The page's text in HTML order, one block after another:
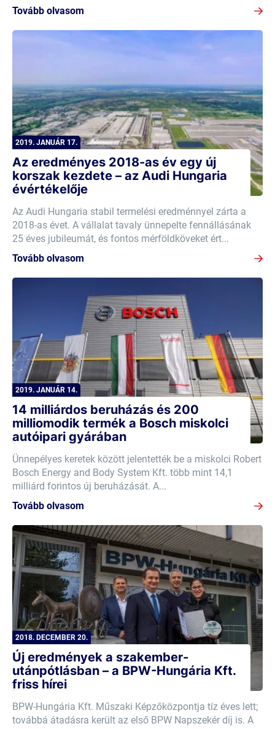
Tovább olvasom
2019. JANUÁR 17.
Az eredményes 2018-as év egy új
korszak kezdete – az Audi Hungaria
évértékelője
Az Audi Hungaria stabil termelési eredménnyel zárta a
2018-as évet. A vállalat tavaly ünnepelte fennállásának
25 éves jubileumát, és fontos mérföldköveket ért...
Tovább olvasom
2019. JANUÁR 14.
14 milliárdos beruházás és 200
milliomodik termék a Bosch miskolci
autóipari gyárában
Ünnepélyes keretek között jelentették be a miskolci Robert
Bosch Energy and Body System Kft. több mint 14,1
milliárd forintos új beruházását. A...
Tovább olvasom
2018. DECEMBER 20.
Új eredmények a szakember-
utánpótlásban – a BPW-Hungária Kft.
friss hírei
BPW-Hungária Kft. Műszaki Képzőközpontja tíz éves lett;
továbbá átadásra került az első BPW Napszekér díj is. A